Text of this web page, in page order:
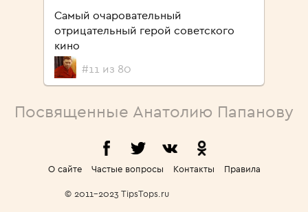
Самый очаровательный
отрицательный герой советского
кино
#11 из 80
Посвященные Анатолию Папанову
О сайте Частые вопросы Контакты Правила
© 2011-2023 TipsTops.ru